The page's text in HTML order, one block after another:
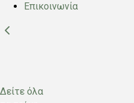
Επικοινωνία
Δείτε όλα